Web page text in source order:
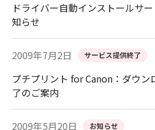
ドライバー自動インストールサ
知らせ
2009年7月2日 サービス提供終了
プチプリント for Canon：ダウ
了のご案内
2009年5月20日 お知らせ